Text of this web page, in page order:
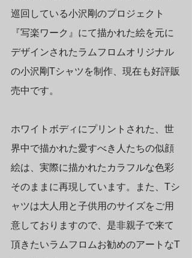
巡回している小沢剛のプロジェクト
『写楽ワーク』にて描かれた絵を元に
デザインされたラムフロムオリジナル
の小沢剛Tシャツを制作、現在も好評販
売中です。
ホワイトボディにプリントされた、世
界中で描かれた愛すべき人たちの似顔
絵は、実際に描かれたカラフルな色彩
そのままに再現しています。また、Tシ
ャツは大人用と子供用のサイズをご用
意しておりますので、是非親子で来て
頂きたいラムフロムお勧めのアートなT